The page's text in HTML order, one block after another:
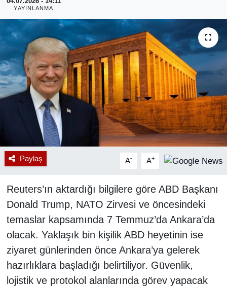
YAYINLANMA
Paylaş A- A+
Reuters’ın aktardığı bilgilere göre ABD Başkanı
Donald Trump, NATO Zirvesi ve öncesindeki
temaslar kapsamında 7 Temmuz’da Ankara’da
olacak. Yaklaşık bin kişilik ABD heyetinin ise
ziyaret günlerinden önce Ankara’ya gelerek
hazırlıklara başladığı belirtiliyor. Güvenlik,
lojistik ve protokol alanlarında görev yapacak